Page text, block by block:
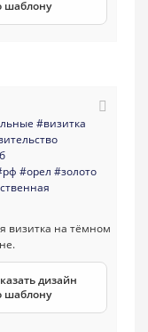
шаблону
#визитка
#орел #золото
дизайн
шаблону